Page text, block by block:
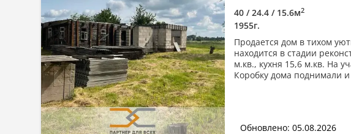
40 / 24.4 / 15.6м2
1955г.
Продается дом в тихом
находится в стадии
м.кв., кухня 15,6 м.кв. На
Коробку дома поднимали и
Обновлено: 05.08.2026